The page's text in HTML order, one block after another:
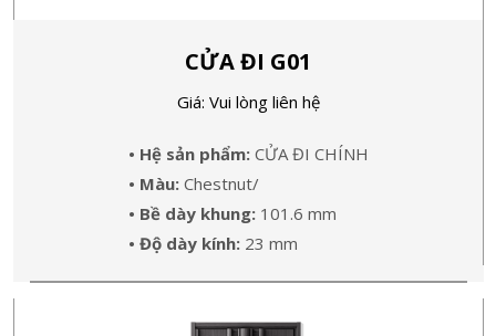
CỬA ĐI G01
Giá: Vui lòng liên hệ
• Hệ sản phẩm: CỬA ĐI CHÍNH
• Màu:Chestnut/
• Bề dày khung:101.6 mm
• Độ dày kính:23 mm